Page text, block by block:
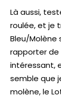
Là aussi,
roulée, et je
Bleu/Molène
rapporter de
intéressant,
semble que
molène, le